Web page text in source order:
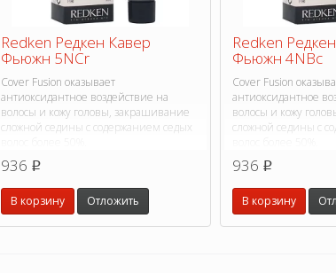
Redken Редкен Кавер
Фьюжн 5NCr
Cover Fusion оказывает
антиоксидантное воздействие на
волосы и кожу головы, закрашивание
сложной седины с содержанием седых
936 p
В корзину Отложить
Redken
Фьюжн 4NBc
Cover Fusion
антиоксидантное
волосы и кожу
сложной седины с
936 p
В корзину